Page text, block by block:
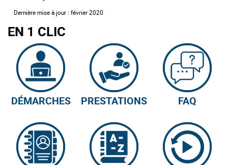
Dernière mise à jour : février 2020
EN 1 CLIC
DÉMARCHES PRESTATIONS FAQ